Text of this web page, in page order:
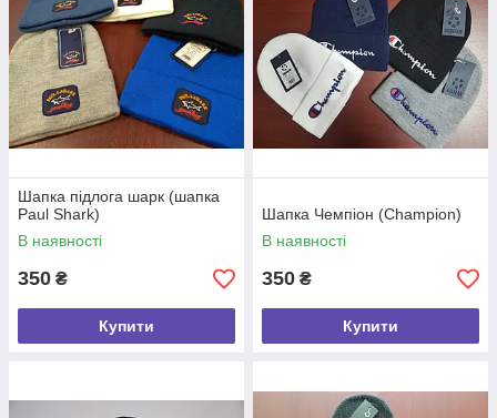
Шапка підлога шарк (шапка
Paul Shark)
В наявності
350 ₴
Купити
Шапка Чемпіон (Champion)
В наявності
350 ₴
Купити